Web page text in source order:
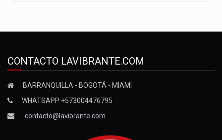
CONTACTO LAVIBRANTE.COM
BARRANQUILLA - BOGOTÁ - MIAMI
WHATSAPP +573004476795
contacto@lavibrante.com